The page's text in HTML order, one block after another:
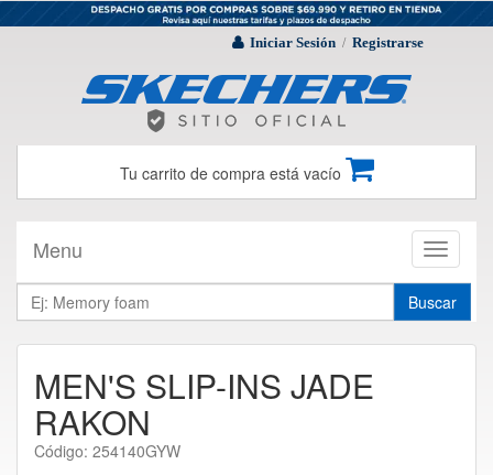
Iniciar Sesión / Registrarse
Tu carrito de compra está vacío
Toggle
Menu
Buscar
MEN'S SLIP-INS JADE
RAKON
Código: 254140GYW